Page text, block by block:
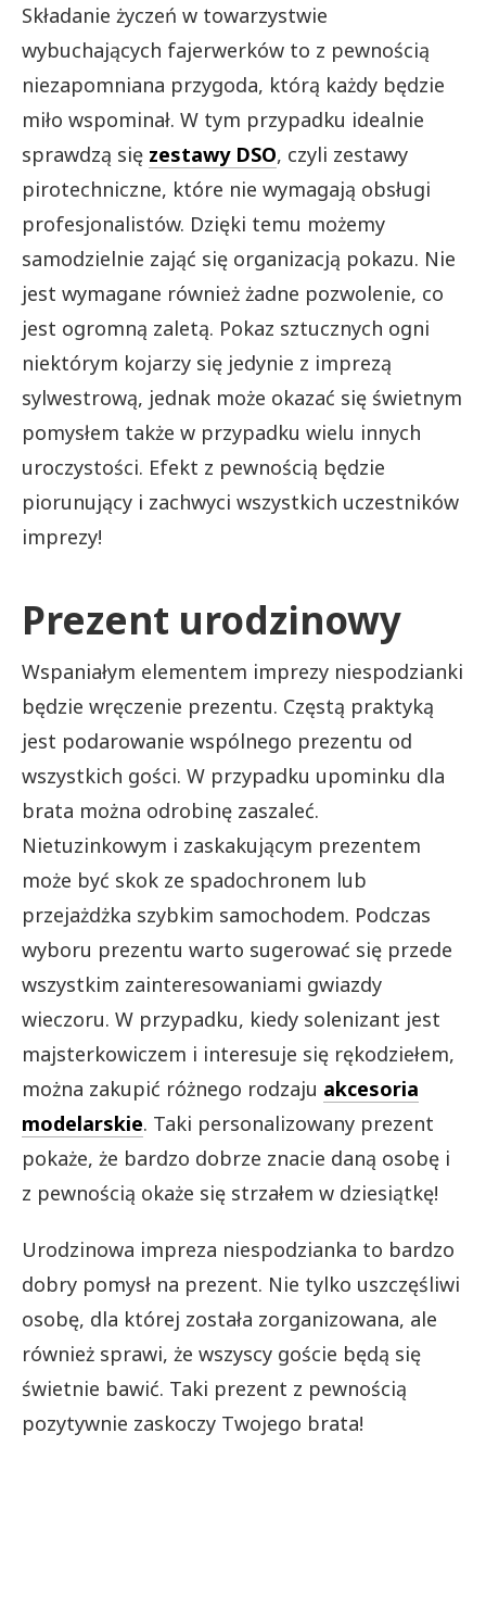
Składanie życzeń w towarzystwie
wybuchających fajerwerków to z pewnością
niezapomniana przygoda, którą każdy będzie
miło wspominał. W tym przypadku idealnie
sprawdzą się zestawy DSO, czyli zestawy
pirotechniczne, które nie wymagają obsługi
profesjonalistów. Dzięki temu możemy
samodzielnie zająć się organizacją pokazu. Nie
jest wymagane również żadne pozwolenie, co
jest ogromną zaletą. Pokaz sztucznych ogni
niektórym kojarzy się jedynie z imprezą
sylwestrową, jednak może okazać się świetnym
pomysłem także w przypadku wielu innych
uroczystości. Efekt z pewnością będzie
piorunujący i zachwyci wszystkich uczestników
imprezy!
Prezent urodzinowy
Wspaniałym elementem imprezy niespodzianki
będzie wręczenie prezentu. Częstą praktyką
jest podarowanie wspólnego prezentu od
wszystkich gości. W przypadku upominku dla
brata można odrobinę zaszaleć.
Nietuzinkowym i zaskakującym prezentem
może być skok ze spadochronem lub
przejażdżka szybkim samochodem. Podczas
wyboru prezentu warto sugerować się przede
wszystkim zainteresowaniami gwiazdy
wieczoru. W przypadku, kiedy solenizant jest
majsterkowiczem i interesuje się rękodziełem,
można zakupić różnego rodzaju akcesoria
modelarskie. Taki personalizowany prezent
pokaże, że bardzo dobrze znacie daną osobę i
z pewnością okaże się strzałem w dziesiątkę!
Urodzinowa impreza niespodzianka to bardzo
dobry pomysł na prezent. Nie tylko uszczęśliwi
osobę, dla której została zorganizowana, ale
również sprawi, że wszyscy goście będą się
świetnie bawić. Taki prezent z pewnością
pozytywnie zaskoczy Twojego brata!